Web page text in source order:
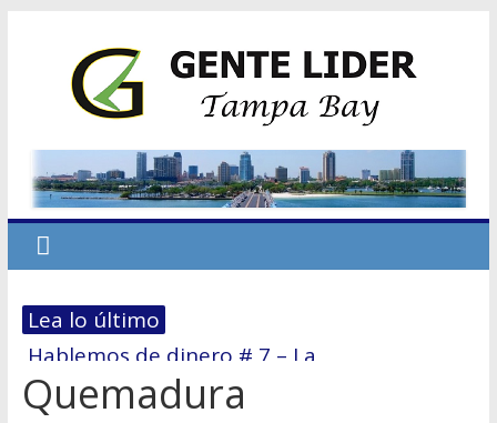
Lea lo último
Hablemos de dinero # 7 – La
reestructuración financiera: El 70/30
Quemadura